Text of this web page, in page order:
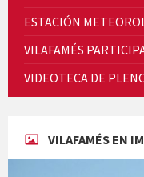
Presentació del llibre
ESTACIÓN
VILAFAMÉS
VIDEOTECA DE
VILAFAMÉS EN